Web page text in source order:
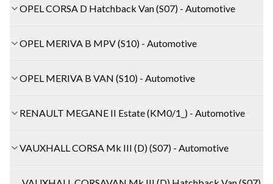
OPEL CORSA D Hatchback Van (S07) - Automotive
OPEL MERIVA B MPV (S10) - Automotive
OPEL MERIVA B VAN (S10) - Automotive
RENAULT MEGANE II Estate (KM0/1_) - Automotive
VAUXHALL CORSA Mk III (D) (S07) - Automotive